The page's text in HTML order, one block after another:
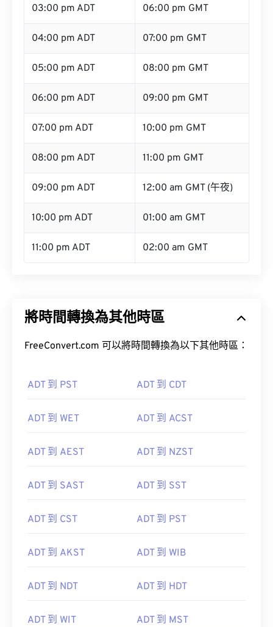
03:00 pm ADT 06:00 pm GMT
04:00 pm ADT 07:00 pm GMT
05:00 pm ADT 08:00 pm GMT
06:00 pm ADT 09:00 pm GMT
07:00 pm ADT 10:00 pm GMT
08:00 pm ADT 11:00 pm GMT
09:00 pm ADT 12:00 am GMT (午夜)
10:00 pm ADT 01:00 am GMT
11:00 pm ADT 02:00 am GMT
將時間轉換為其他時區
FreeConvert.com 可以將時間轉換為以下其他時區：
ADT 到 PST ADT 到 CDT
ADT 到 WET ADT 到 ACST
ADT 到 AEST ADT 到 NZST
ADT 到 SAST ADT 到 SST
ADT 到 CST ADT 到 PST
ADT 到 AKST ADT 到 WIB
ADT 到 NDT ADT 到 HDT
ADT 到 WIT ADT 到 MST